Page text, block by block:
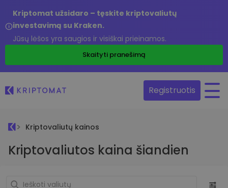
Kriptomat užsidaro – tęskite kriptovaliutų
investavimą su Kraken.
Jūsų lėšos yra saugios ir visiškai prieinamos.
Skaityti pranešimą
Registruotis
Kriptovaliutų kainos
Kriptovaliutos kaina šiandien